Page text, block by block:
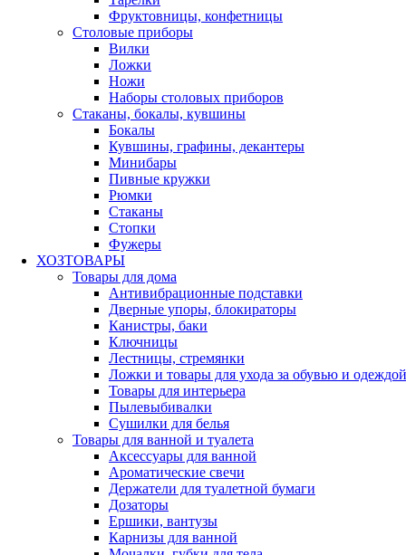
Фруктовницы, конфетницы
Столовые приборы
Вилки
Ложки
Ножи
Наборы столовых приборов
Стаканы, бокалы, кувшины
Бокалы
Кувшины, графины, декантеры
Минибары
Пивные кружки
Рюмки
Стаканы
Стопки
Фужеры
ХОЗТОВАРЫ
Товары для дома
Антивибрационные подставки
Дверные упоры, блокираторы
Канистры, баки
Ключницы
Лестницы, стремянки
Ложки и товары для ухода за обувью и одеждой
Товары для интерьера
Пылевыбивалки
Сушилки для белья
Товары для ванной и туалета
Аксессуары для ванной
Ароматические свечи
Держатели для туалетной бумаги
Дозаторы
Ершики, вантузы
Карнизы для ванной